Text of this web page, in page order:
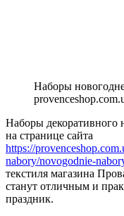
Наборы
Наборы декоративного
на странице сайта
https://
nabory/novogodnie-
текстиля магазина
станут отличным и
праздник.